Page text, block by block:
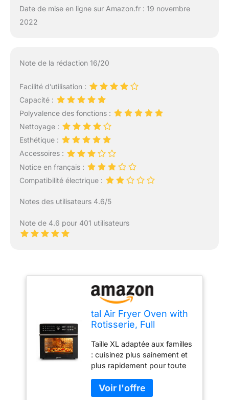
Date de mise en ligne sur Amazon.fr : 19 novembre
2022
Note de la rédaction 16/20
Facilité d’utilisation :
Capacité :
Polyvalence des fonctions :
Nettoyage :
Esthétique :
Accessoires :
Notice en français :
Compatibilité électrique :
Notes des utilisateurs 4.6/5
Note de 4.6 pour 401 utilisateurs
tal Air Fryer Oven with
Rotisserie, Full
Family Sized 18-in-1
Preset, Dual Cook,
Smart Dial, 360° Hot
Air Circulation, Time &
Temp Control, Fast
Taille XL adaptée aux familles
: cuisinez plus sainement et
plus rapidement pour toute
friteuse numérique BridgePro
de 30 L. Sa grande capacité